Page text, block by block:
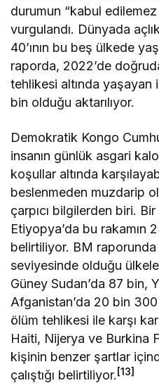
durumun “kabul
vurgulandı. Dünyada
40’ının bu beş ülkede
raporda, 2022’de
tehlikesi altında yaşayan
bin olduğu aktarılıyor.
Demokratik Kongo
insanın günlük asgari
koşullar altında
beslenmeden muzdarip
çarpıcı bilgilerden biri.
Etiyopya’da bu rakamın
belirtiliyor. BM raporunda
seviyesinde olduğu
Güney Sudan’da 87 bin,
Afganistan’da 20 bin
ölüm tehlikesi ile karşı
Haiti, Nijerya ve Burkina
kişinin benzer şartlar
çalıştığı belirtiliyor. [13]